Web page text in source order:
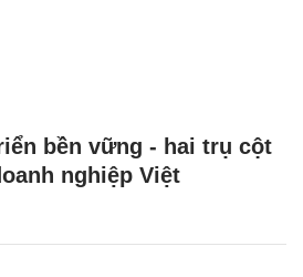
bền vững - hai trụ cột
nghiệp Việt